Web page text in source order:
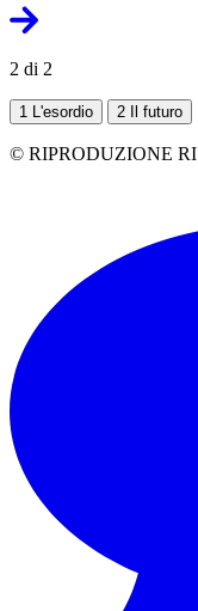
2 di 2
1 L'esordio 2 Il futuro
© RIPRODUZIONE